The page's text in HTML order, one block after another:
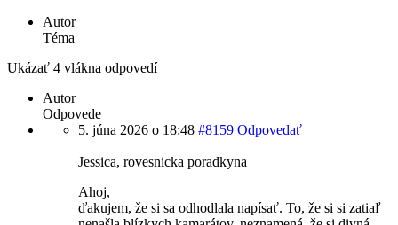
Autor
Téma
Ukázať 4 vlákna odpovedí
Autor
Odpovede
5. júna 2026 o 18:48 #8159 Odpovedať
Jessica, rovesnicka poradkyna
Ahoj,
ďakujem, že si sa odhodlala napísať. To, že si si zatiaľ